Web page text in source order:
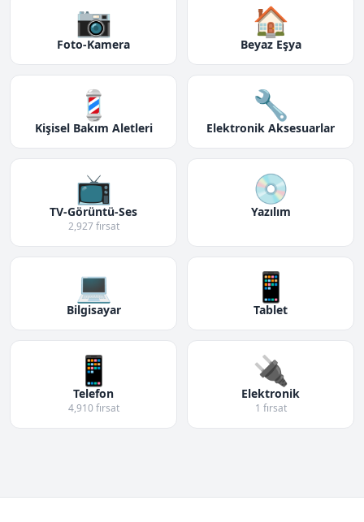
📷
Foto-Kamera
🏠
Beyaz Eşya
💈
Kişisel Bakım Aletleri
🔧
Elektronik Aksesuarlar
📺
TV-Görüntü-Ses
2,927 fırsat
💿
Yazılım
💻
Bilgisayar
📱
Tablet
📱
Telefon
4,910 fırsat
🔌
Elektronik
1 fırsat